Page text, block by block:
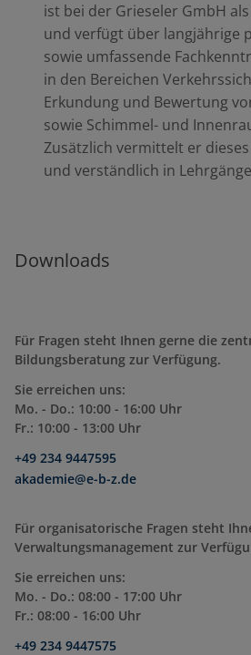
ist bei der Grieseler GmbH
und verfügt über langjährige
sowie umfassende
in den Bereichen
Erkundung und Bewertung
sowie Schimmel- und
Zusätzlich vermittelt er
und verständlich in
Downloads
Für Fragen steht Ihnen gerne die
Bildungsberatung zur Verfügung.
Sie erreichen uns:
Mo. - Do.: 10:00 - 16:00 Uhr
Fr.: 10:00 - 13:00 Uhr
+49 234 9447595
akademie@e-b-z.de
Für organisatorische Fragen steht
Verwaltungsmanagement zur
Sie erreichen uns:
Mo. - Do.: 08:00 - 17:00 Uhr
Fr.: 08:00 - 16:00 Uhr
+49 234 9447575